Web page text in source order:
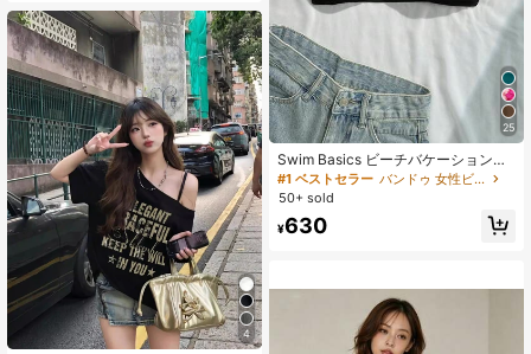
4
#1 ベストセラー
快適な 女性用Tシャツ
25
Swim Basics ビーチバケーション用
無地ツイスト バンドゥ水着トップ
#1 ベストセラー
バンドゥ 女性ビキニトップス
50+ sold
¥630